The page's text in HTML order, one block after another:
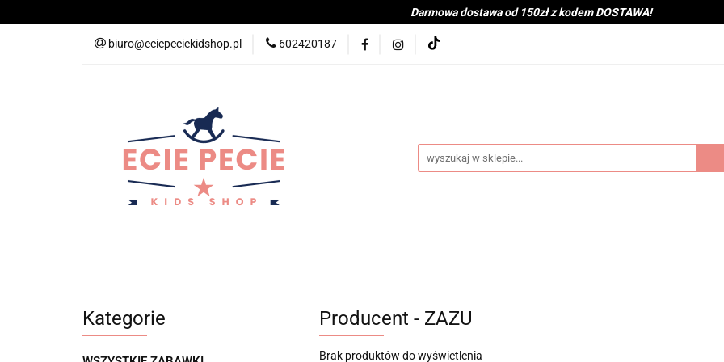
Darmowa dostawa od 150zł z kodem DOSTAWA!
biuro@eciepeciekidshop.pl 602420187
KitchenHelper Jesień
Wyprawka Przedszkolna Nowości BabyShower Zabawki
Wiosna Bestsellery Na zewnątrz Montessori
Hulajnogi i Kaski Scoot&Ride
Kategorie Producent - ZAZU
Brak produktów do wyświetlenia